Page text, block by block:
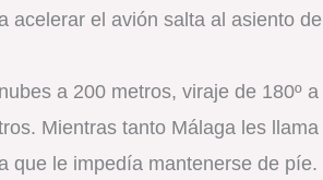
el avión salta al asiento
a 200 metros, viraje de 180º
Mientras tanto Málaga les
que le impedía mantenerse de píe.